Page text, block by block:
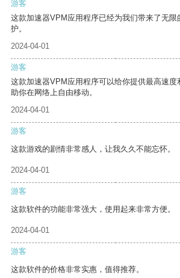
游客
这款加速器VPM应用程序已经为我们带来了无限
护。
2024-04-01
游客
这款加速器VPM应用程序可以给你提供最高速度
助你在网络上自由移动。
2024-04-01
游客
这款游戏的剧情非常感人，让我久久不能忘怀。
2024-04-01
游客
这款软件的功能非常强大，使用起来非常方便。
2024-04-01
游客
这款软件的价格非常实惠，值得推荐。